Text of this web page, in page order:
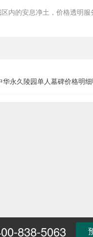
内的安息净土，价格透明服
华永久陵园单人墓碑价格明
838-5063